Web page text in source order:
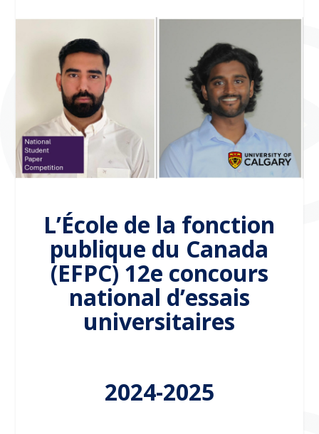
L’École de la fonction
publique du Canada
(EFPC) 12e concours
national d’essais
universitaires
2024-2025